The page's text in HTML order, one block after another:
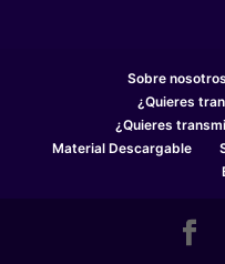
Sobre nosotros
¿Quieres
¿Quieres
Material Descargable